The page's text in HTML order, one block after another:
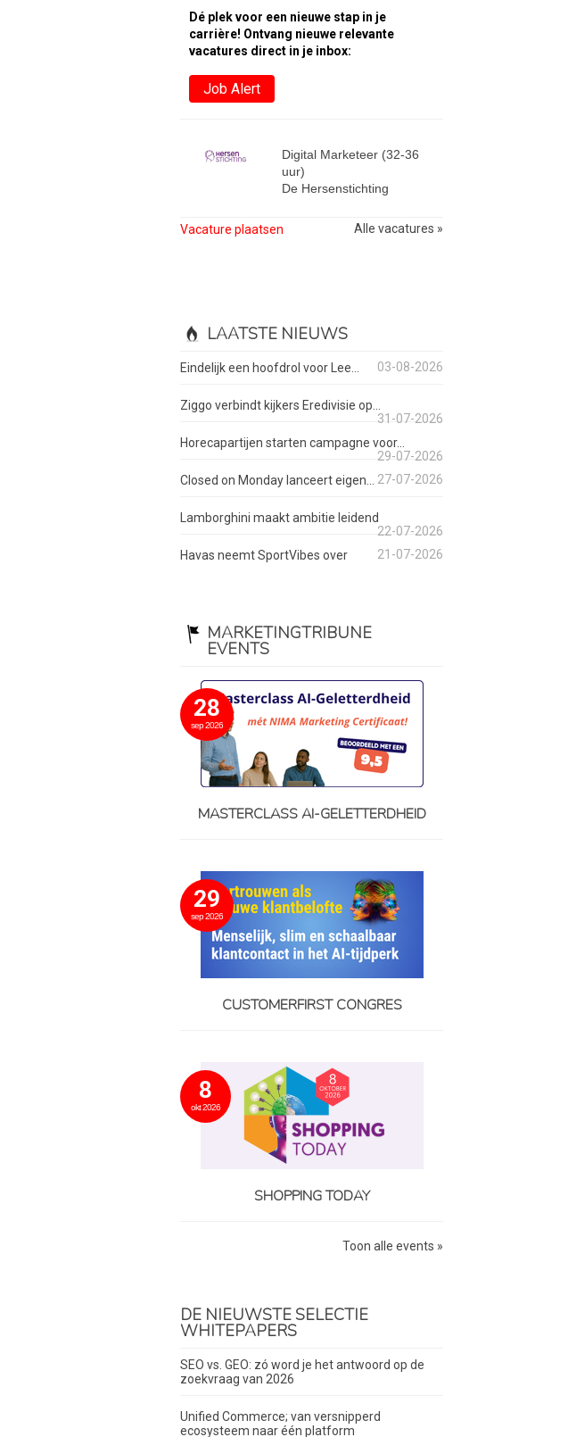
Dé plek voor een nieuwe stap in je
carrière! Ontvang nieuwe relevante
vacatures direct in je inbox:
Job Alert
Digital Marketeer (32-36
uur)
De Hersenstichting
Vacature plaatsen Alle vacatures »
LAATSTE NIEUWS
Eindelijk een hoofdrol voor Lee... 03-08-2026
Ziggo verbindt kijkers Eredivisie op...
31-07-2026
Horecapartijen starten campagne voor...
29-07-2026
Closed on Monday lanceert eigen...
27-07-2026
Lamborghini maakt ambitie leidend
22-07-2026
Havas neemt SportVibes over
21-07-2026
MARKETINGTRIBUNE
EVENTS
28
sep 2026
MASTERCLASS AI-GELETTERDHEID
29
sep 2026
CUSTOMERFIRST CONGRES
8
okt 2026
SHOPPING TODAY
Toon alle events »
DE NIEUWSTE SELECTIE
WHITEPAPERS
SEO vs. GEO: zó word je het antwoord op de
zoekvraag van 2026
Unified Commerce; van versnipperd
ecosysteem naar één platform